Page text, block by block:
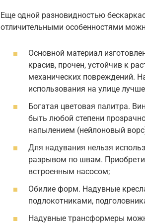
Еще одной разновидностью
отличительными особенностями
Основной материал
красив, прочен, устойчив к
механических повреждений.
использования на улице
Богатая цветовая палитра.
быть любой степени
напылением (нейлоновый
Для надувания нельзя
разрывом по швам.
встроенным насосом;
Обилие форм. Надувные
подлокотниками,
Надувные трансформеры